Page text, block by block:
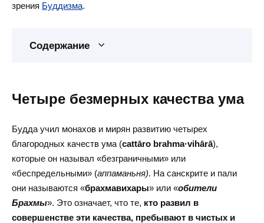
зрения Буддизма.
Содержание
Четыре безмерных качества ума
Будда учил монахов и мирян развитию четырех
благородных качеств ума (cattāro brahma·vihārā),
которые он называл «безграничными» или
«беспредельными» (аппаманьня). На санскрите и пали
они называются «брахмавихары» или «обители
Брахмы». Это означает, что те, кто развил в
совершенстве эти качества, пребывают в чистых и